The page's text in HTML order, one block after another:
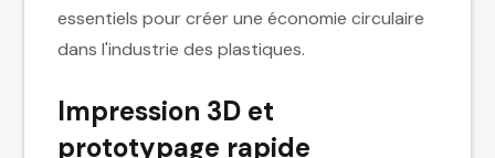
essentiels pour créer une économie circulaire
dans l'industrie des plastiques.
Impression 3D et
prototypage rapide